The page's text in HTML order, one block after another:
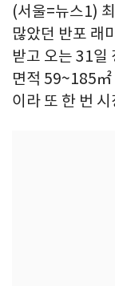
(서울=뉴스1)
많았던 반포 래
받고 오는 31일
면적 59~185㎡
이라 또 한 번